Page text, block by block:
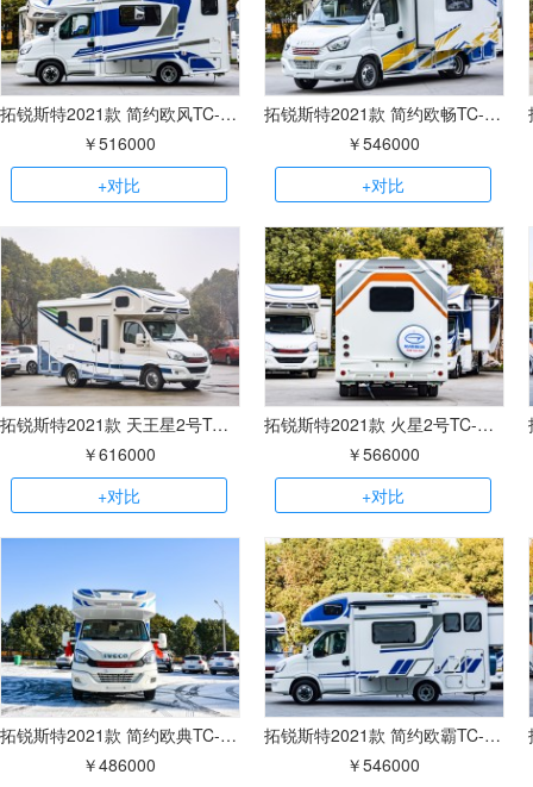
拓锐斯特2021款 简约欧风TC-111单拓展
￥516000
+对比
拓锐斯特2021款 简约欧畅TC-122双拓展
￥546000
+对比
拓锐斯特2021款 天王星2号TC-122V双拓展
￥616000
+对比
拓锐斯特2021款 火星2号TC-102V无拓展
￥566000
+对比
拓锐斯特2021款 简约欧典TC-101无拓展
￥486000
拓锐斯特2021款 简约欧霸TC-121双拓展
￥546000